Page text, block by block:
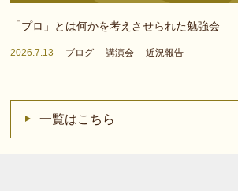
「プロ」とは何かを考えさせられた勉強会
2026.7.13 ブログ 講演会 近況報告
一覧はこちら